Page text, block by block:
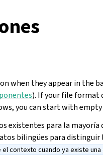
when they appear in the
). If your file format
you can start with empty
existentes para la
bilingües para distinguir
contexto cuando ya existe una